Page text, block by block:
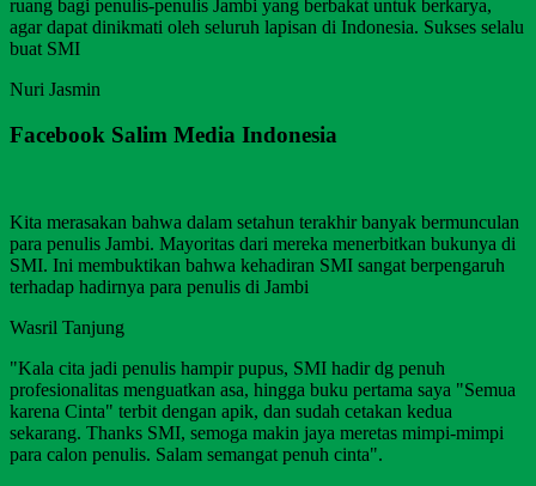
ruang bagi penulis-penulis Jambi yang berbakat untuk berkarya,
agar dapat dinikmati oleh seluruh lapisan di Indonesia. Sukses selalu
buat SMI
Nuri Jasmin
Facebook Salim Media Indonesia
Kita merasakan bahwa dalam setahun terakhir banyak bermunculan
para penulis Jambi. Mayoritas dari mereka menerbitkan bukunya di
SMI. Ini membuktikan bahwa kehadiran SMI sangat berpengaruh
terhadap hadirnya para penulis di Jambi
Wasril Tanjung
"Kala cita jadi penulis hampir pupus, SMI hadir dg penuh
profesionalitas menguatkan asa, hingga buku pertama saya "Semua
karena Cinta" terbit dengan apik, dan sudah cetakan kedua
sekarang. Thanks SMI, semoga makin jaya meretas mimpi-mimpi
para calon penulis. Salam semangat penuh cinta".